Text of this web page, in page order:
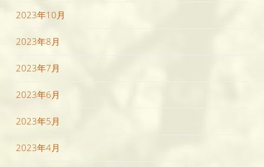
2023年10月
2023年8月
2023年7月
2023年6月
2023年5月
2023年4月